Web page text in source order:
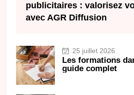
publicitaires : valorisez
avec AGR Diffusion
25 juillet 2026
Les formations
guide complet